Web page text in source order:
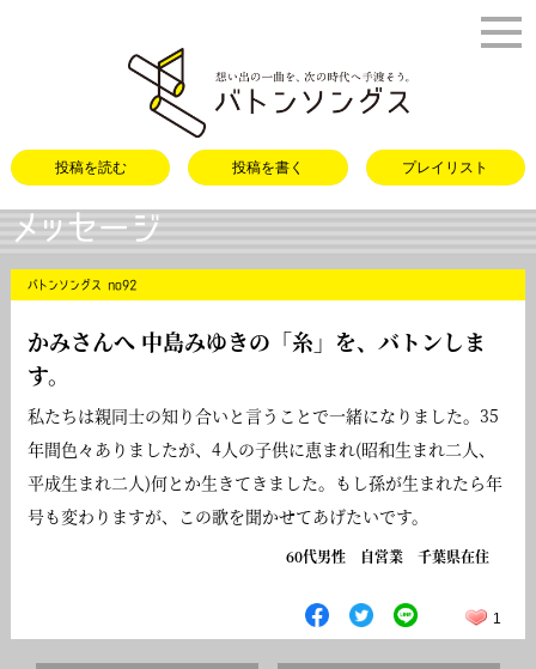
投稿を読む 投稿を書く プレイリスト
メッセージ
バトンソングス no92
かみさんへ 中島みゆきの「糸 」を、バトンしま
す。
私たちは親同士の知り合いと言うことで一緒になりました。35
年間色々ありましたが、4人の子供に恵まれ(昭和生まれ二人、
平成生まれ二人)何とか生きてきました。もし孫が生まれたら年
号も変わりますが、この歌を聞かせてあげたいです。
60代男性 自営業 千葉県在住
1